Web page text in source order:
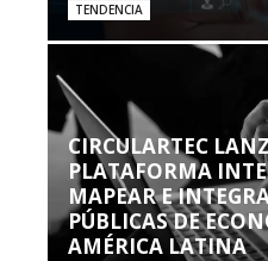
TENDENCIA
CIRCULARTEC
PLATAFORMA
MAPEAR E
PÚBLICAS DE
AMÉRICA LATINA